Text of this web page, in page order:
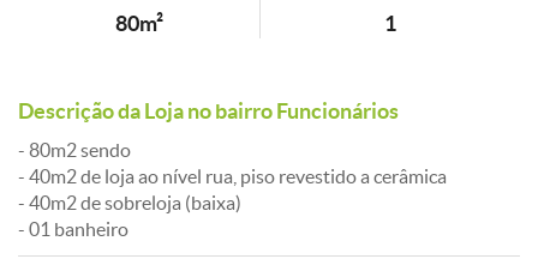
80m² 1
Descrição da Loja no bairro Funcionários
- 80m2 sendo
- 40m2 de loja ao nível rua, piso revestido a cerâmica
- 40m2 de sobreloja (baixa)
- 01 banheiro